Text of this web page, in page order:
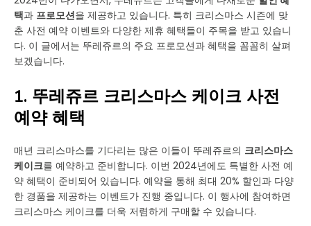
택과 프로모션을 제공하고 있습니다. 특히 크리스마스 시즌에 맞
춘 사전 예약 이벤트와 다양한 제휴 혜택들이 주목을 받고 있습니
다. 이 글에서는 뚜레쥬르의 주요 프로모션과 혜택을 꼼꼼히 살펴
보겠습니다.
1. 뚜레쥬르 크리스마스 케이크 사전
예약 혜택
매년 크리스마스를 기다리는 많은 이들이 뚜레쥬르의 크리스마스
케이크를 예약하고 준비합니다. 이번 2024년에도 특별한 사전 예
약 혜택이 준비되어 있습니다. 예약을 통해 최대 20% 할인과 다양
한 경품을 제공하는 이벤트가 진행 중입니다. 이 행사에 참여하면
크리스마스 케이크를 더욱 저렴하게 구매할 수 있습니다.